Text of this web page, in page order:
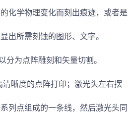
化学物理变化而刻出痕迹，或者是
出所需刻蚀的图形、文字。
分为点阵雕刻和矢量切割。
清晰度的点阵打印；激光头左右摆
列点组成的一条线，然后激光头同